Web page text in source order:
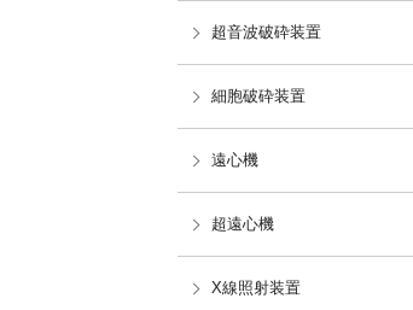
超音波破砕装置
細胞破砕装置
遠心機
超遠心機
X線照射装置